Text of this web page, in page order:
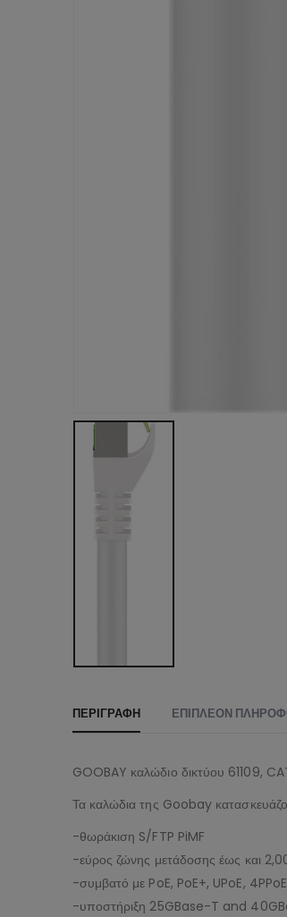
ΠΕΡΙΓΡΑΦΉ ΕΠΙΠΛΈΟΝ
GOOBAY καλώδιο δικτύου 61109,
Τα καλώδια της Goobay
-θωράκιση S/FTP PiMF
-εύρος ζώνης μετάδοσης έως και
-συμβατό με PoE, PoE+, UPoE,
-υποστήριξη 25GBase-T and